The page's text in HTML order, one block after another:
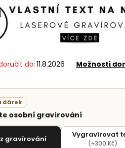
do: 11.8.2026 Možnosti
dárek
osobní gravírování
gravírování Vygravírovat
(+300 Kč)